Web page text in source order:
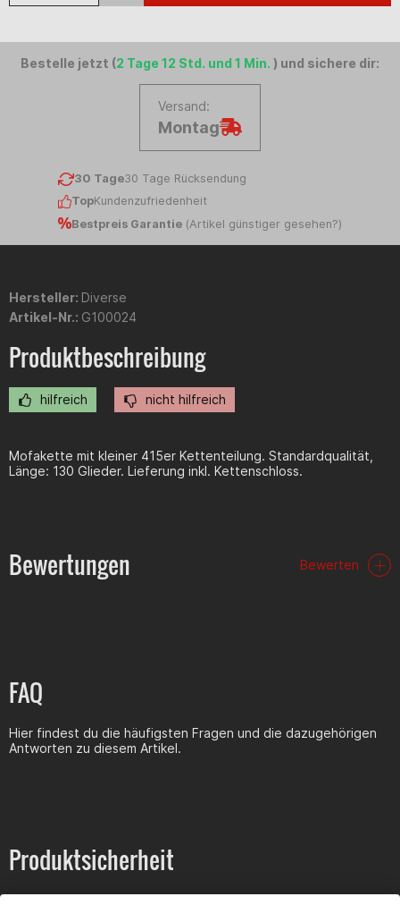
Bestelle jetzt (2 Tage 12 Std. und 1 Min. ) und sichere dir:
Versand:
Montag
30 Tage30 Tage Rücksendung
TopKundenzufriedenheit
Bestpreis Garantie (Artikel günstiger gesehen?)
Hersteller: Diverse
Artikel-Nr.: G100024
Produktbeschreibung
hilfreich nicht hilfreich
Mofakette mit kleiner 415er Kettenteilung. Standardqualität,
Länge: 130 Glieder. Lieferung inkl. Kettenschloss.
Bewertungen Bewerten
FAQ
Hier findest du die häufigsten Fragen und die dazugehörigen
Antworten zu diesem Artikel.
Produktsicherheit